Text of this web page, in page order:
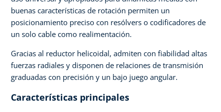
buenas características de rotación permiten un
posicionamiento preciso con resólvers o codificadores de
un solo cable como realimentación.
Gracias al reductor helicoidal, admiten con fiabilidad altas
fuerzas radiales y disponen de relaciones de transmisión
graduadas con precisión y un bajo juego angular.
Características principales